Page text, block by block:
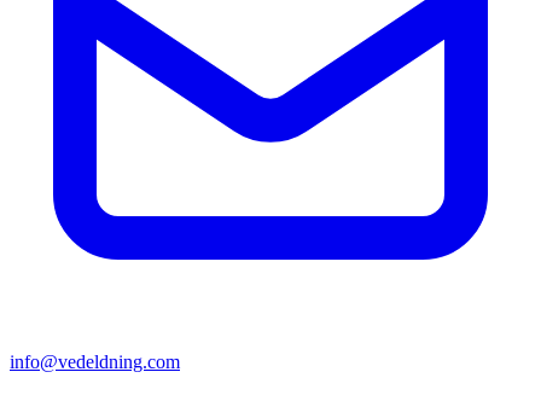
info@vedeldning.com